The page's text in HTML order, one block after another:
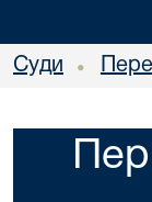
Суди •